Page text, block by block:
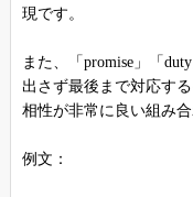
現です。
また、「promise」「
出さず最後まで対応す
相性が非常に良い組み合
例文：